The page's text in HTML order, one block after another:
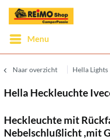
Menu
Naar overzicht Hella Lights
Hella Heckleuchte
Heckleuchte mit
Nebelschlußlicht ,mit